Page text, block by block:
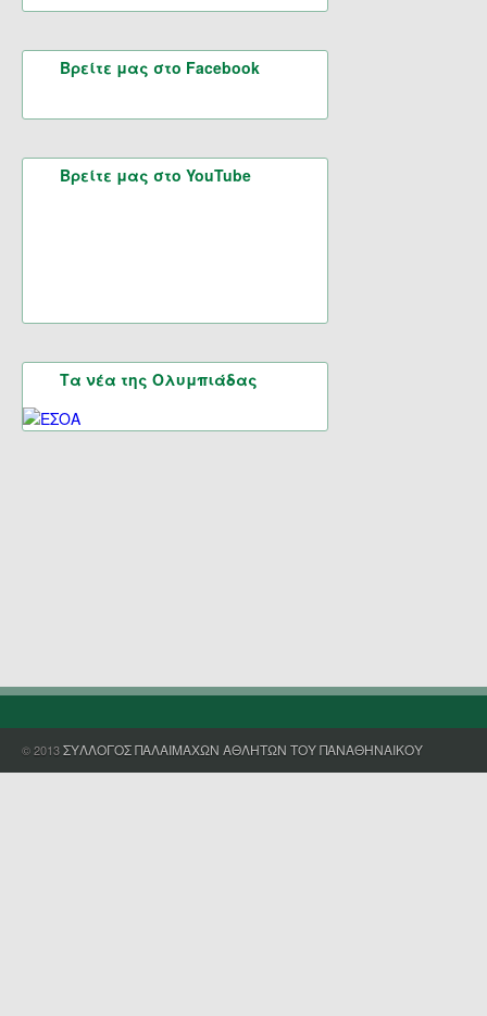
Βρείτε μας στο Facebook
Βρείτε μας στο YouTube
Τα νέα της Ολυμπιάδας
© 2013ΣΥΛΛΟΓΟΣ ΠΑΛΑΙΜΑΧΩΝ ΑΘΛΗΤΩΝ ΤΟΥ ΠΑΝΑΘΗΝΑΙΚΟΥ